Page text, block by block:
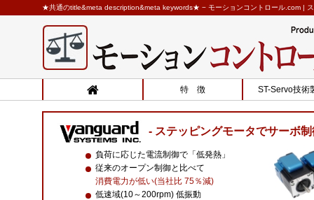
★共通のtitle&meta description&meta keywords★ − モーションコントロール.com |
特 徴 ST-Servo技術
ステッピングモータでサーボ制
負荷に応じた電流制御で「低発熱」
従来のオープン制御と比べて
消費電力が低い(当社比 75％減)
低速域(10～200rpm) 低振動